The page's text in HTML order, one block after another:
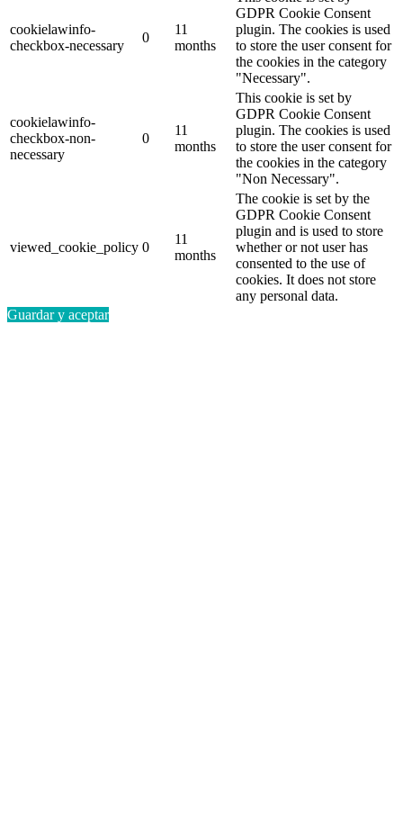
cookielawinfo-
checkbox-necessary
0
11
months
GDPR Cookie Consent
plugin. The cookies is used
to store the user consent for
the cookies in the category
"Necessary".
cookielawinfo-
checkbox-non-
necessary
0
11
months
This cookie is set by
GDPR Cookie Consent
plugin. The cookies is used
to store the user consent for
the cookies in the category
"Non Necessary".
viewed_cookie_policy 0
11
months
The cookie is set by the
GDPR Cookie Consent
plugin and is used to store
whether or not user has
consented to the use of
cookies. It does not store
any personal data.
Guardar y aceptar